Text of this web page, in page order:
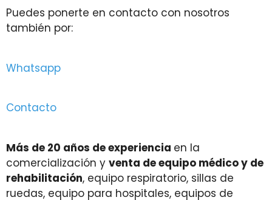
Puedes ponerte en contacto con nosotros
también por:
Whatsapp
Contacto
Más de 20 años de experiencia en la
comercialización y venta de equipo médico y de
rehabilitación, equipo respiratorio, sillas de
ruedas, equipo para hospitales, equipos de